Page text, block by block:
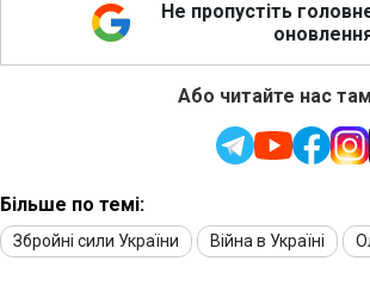
Не пропустіть
Або читайте нас
Більше по темі:
Збройні сили України Війна в Україні